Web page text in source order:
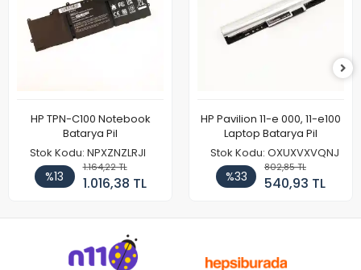
HP TPN-C100 Notebook
Batarya Pil
Stok Kodu: NPXZNZLRJI
%13
1.164,22 TL
1.016,38 TL
HP Pavilion 11-e 000, 11-e100
Laptop Batarya Pil
Stok Kodu: OXUXVXVQNJ
%33
802,85 TL
540,93 TL